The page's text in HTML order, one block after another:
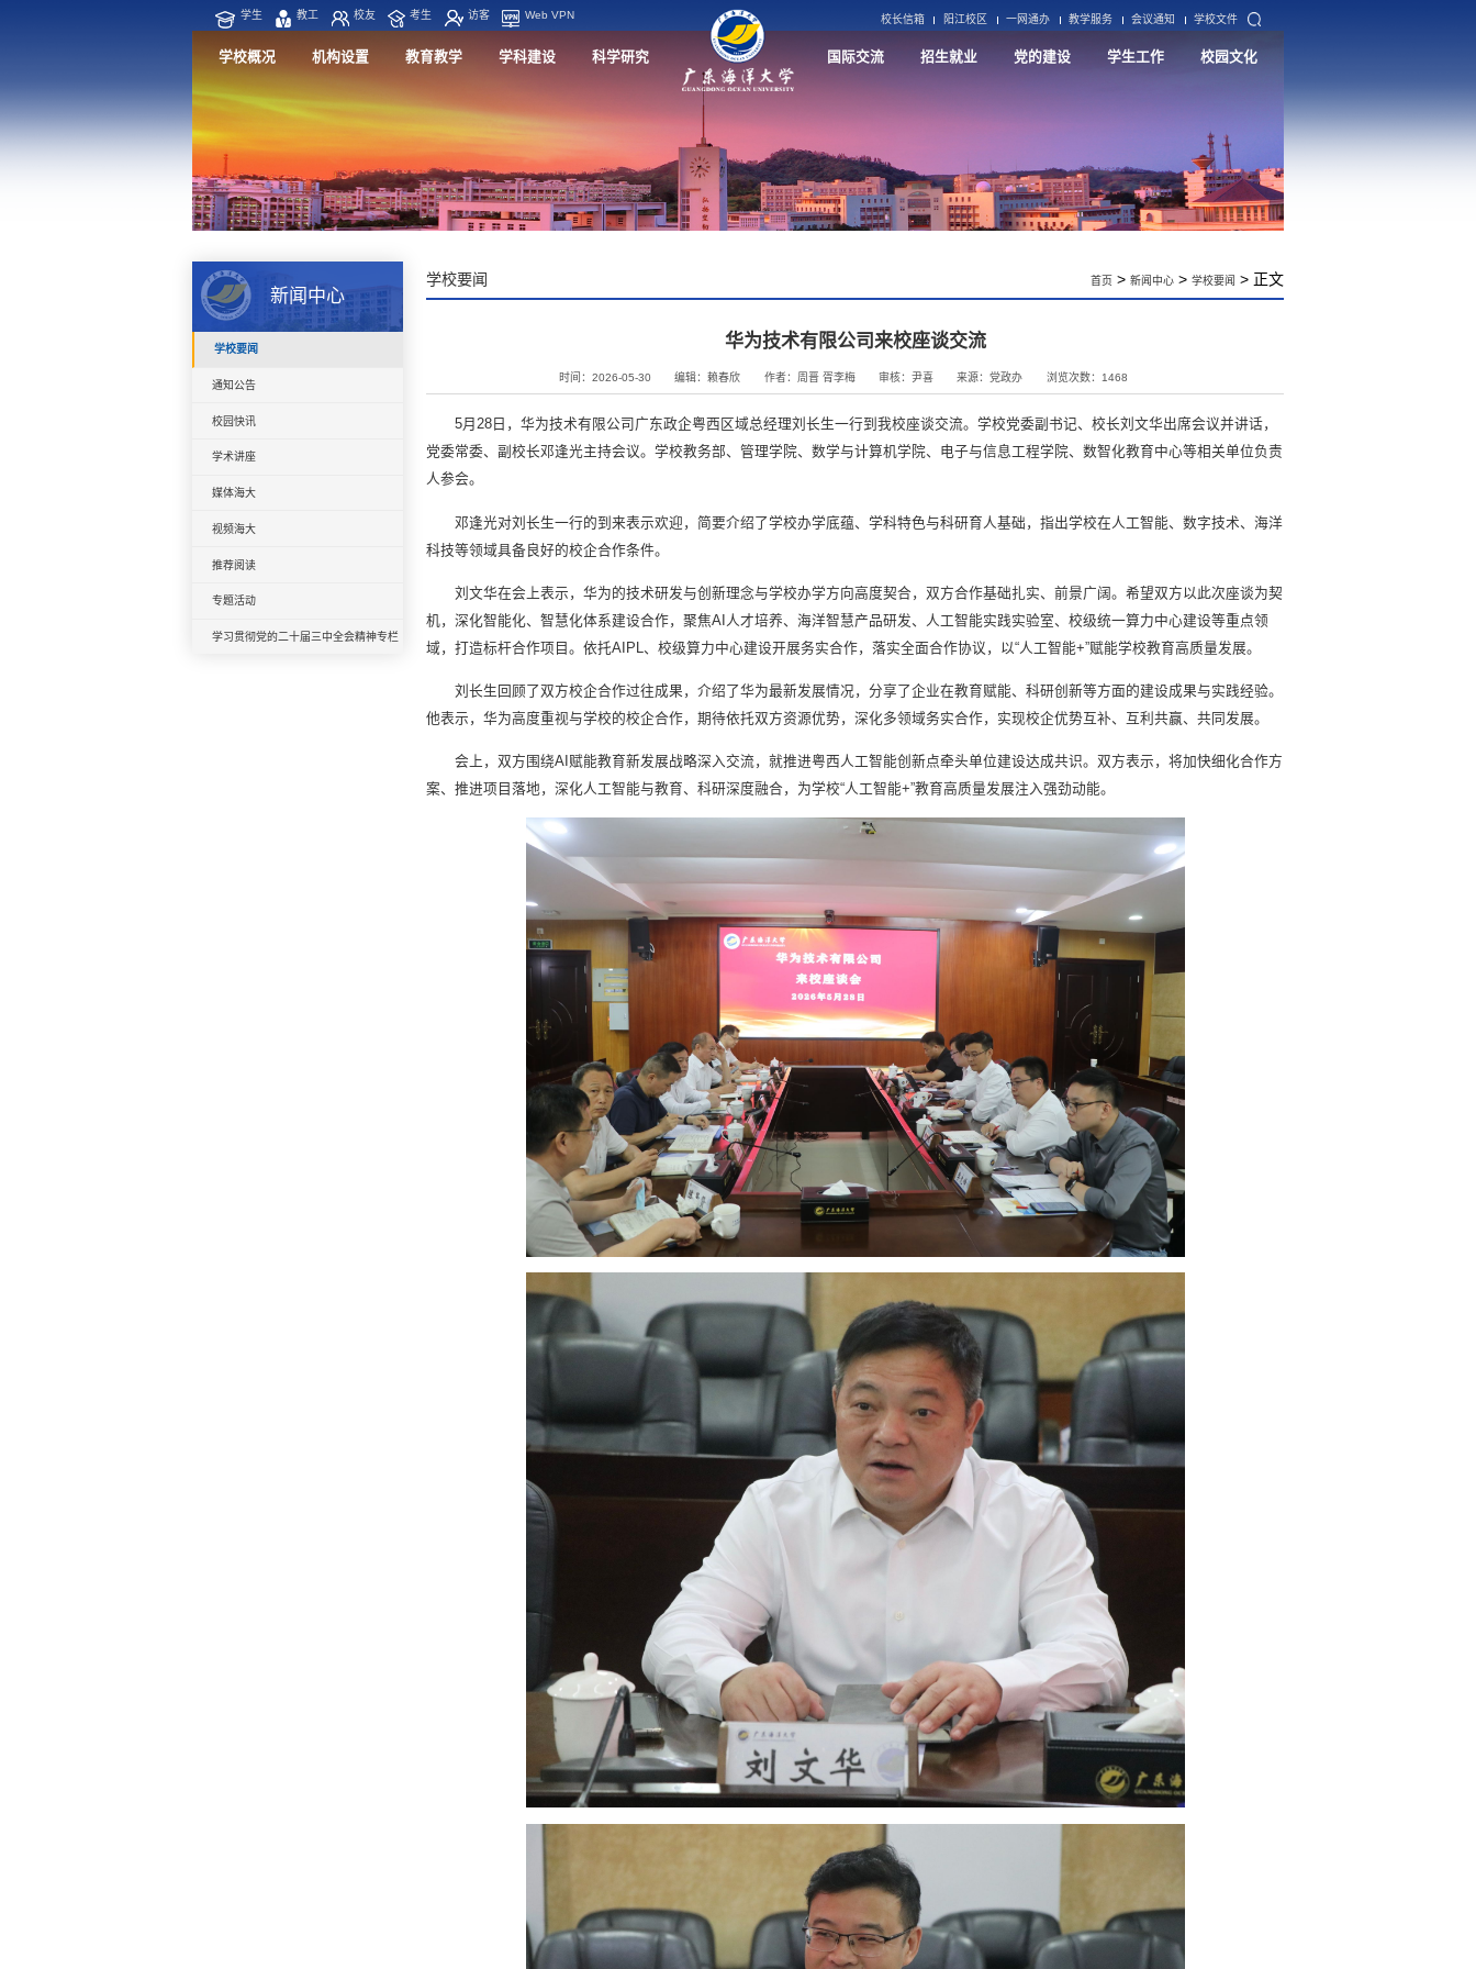
学生 教工 校友 考生 访客 Web VPN 校长信箱 阳江校区 一网通办 教学服务 会议通知 学校文件
学校概况 机构设置 教育教学 学科建设 科学研究 国际交流 招生就业 党的建设 学生工作 校园文化
新闻中心
学校要闻
通知公告
校园快讯
学术讲座
媒体海大
视频海大
推荐阅读
专题活动
学习贯彻党的二十届三中全会精神专栏
学校要闻 首页 > 新闻中心 > 学校要闻 > 正文
华为技术有限公司来校座谈交流
时间：2026-05-30 编辑：赖春欣 作者：周晋 胥李梅 审核：尹喜 来源：党政办 浏览次数： 1468
5月28日，华为技术有限公司广东政企粤西区域总经理刘长生一行到我校座谈交流。学校党委副书记、校长刘文华出席会议并讲话，
党委常委、副校长邓逢光主持会议。学校教务部、管理学院、数学与计算机学院、电子与信息工程学院、数智化教育中心等相关单位负责
人参会。
邓逢光对刘长生一行的到来表示欢迎，简要介绍了学校办学底蕴、学科特色与科研育人基础，指出学校在人工智能、数字技术、海洋
科技等领域具备良好的校企合作条件。
刘文华在会上表示，华为的技术研发与创新理念与学校办学方向高度契合，双方合作基础扎实、前景广阔。希望双方以此次座谈为契
机，深化智能化、智慧化体系建设合作，聚焦AI人才培养、海洋智慧产品研发、人工智能实践实验室、校级统一算力中心建设等重点领
域，打造标杆合作项目。依托AIPL、校级算力中心建设开展务实合作，落实全面合作协议，以“人工智能+”赋能学校教育高质量发展。
刘长生回顾了双方校企合作过往成果，介绍了华为最新发展情况，分享了企业在教育赋能、科研创新等方面的建设成果与实践经验。
他表示，华为高度重视与学校的校企合作，期待依托双方资源优势，深化多领域务实合作，实现校企优势互补、互利共赢、共同发展。
会上，双方围绕AI赋能教育新发展战略深入交流，就推进粤西人工智能创新点牵头单位建设达成共识。双方表示，将加快细化合作方
案、推进项目落地，深化人工智能与教育、科研深度融合，为学校“人工智能+”教育高质量发展注入强劲动能。